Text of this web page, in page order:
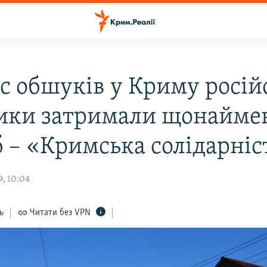
обшуків у Криму
затримали
– «Кримська
10:04
Читати без VPN